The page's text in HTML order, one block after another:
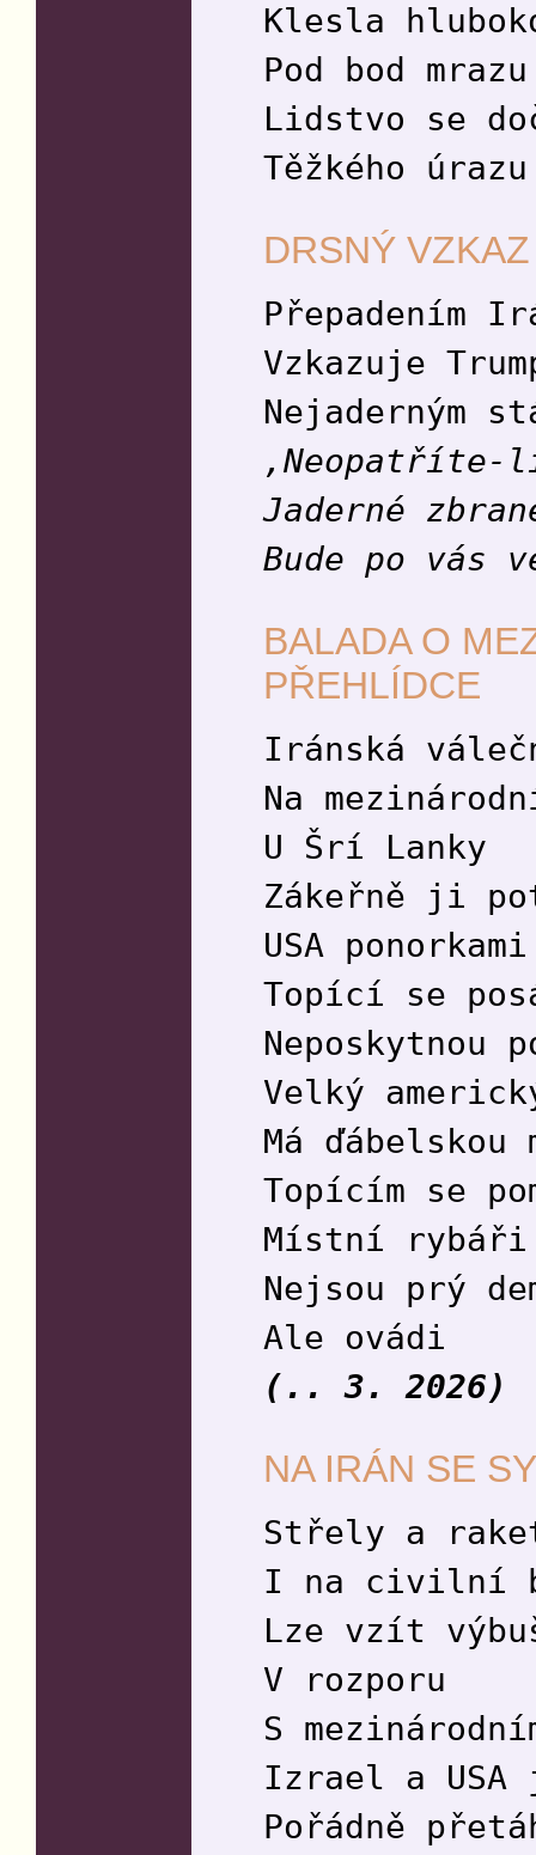
Klesla
Pod bod mrazu
Lidstvo se
Těžkého úrazu
DRSNÝ VZKAZ
Přepadením
Vzkazuje
Nejaderným
Jaderné
Bude po vás
BALADA O
PŘEHLÍDCE
Iránská
Na
U Šrí Lanky
Zákeřně ji
USA ponorkami
Topící se
Neposkytnou
Velký
Má ďábelskou
Topícím se
Místní rybáři
Nejsou prý
Ale ovádi
(.. 3. 2026)
NA IRÁN SE
Střely a
I na civilní
Lze vzít
V rozporu
S
Izrael a
Pořádně